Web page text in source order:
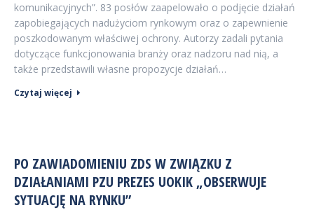
komunikacyjnych”. 83 posłów zaapelowało o podjęcie działań
zapobiegających nadużyciom rynkowym oraz o zapewnienie
poszkodowanym właściwej ochrony. Autorzy zadali pytania
dotyczące funkcjonowania branży oraz nadzoru nad nią, a
także przedstawili własne propozycje działań…
Czytaj więcej
PO ZAWIADOMIENIU ZDS W ZWIĄZKU Z
DZIAŁANIAMI PZU PREZES UOKIK „OBSERWUJE
SYTUACJĘ NA RYNKU”